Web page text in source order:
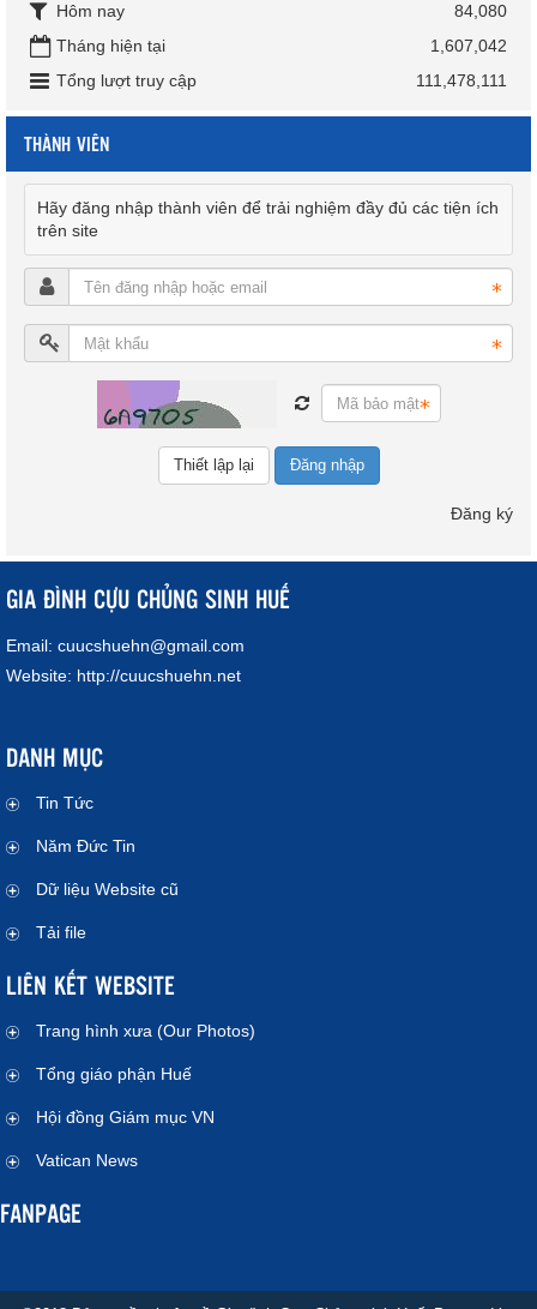
Hôm nay
84,080
Tháng hiện tại
1,607,042
Tổng lượt truy cập
111,478,111
THÀNH VIÊN
Hãy đăng nhập thành viên để trải nghiệm đầy đủ các tiện ích
trên site
Đăng nhập
Đăng ký
GIA ĐÌNH CỰU CHỦNG SINH HUẾ
Email: cuucshuehn@gmail.com
Website: http://cuucshuehn.net
DANH MỤC
Tin Tức
Năm Đức Tin
Dữ liệu Website cũ
Tải file
LIÊN KẾT WEBSITE
Trang hình xưa (Our Photos)
Tổng giáo phận Huế
Hội đồng Giám mục VN
Vatican News
FANPAGE